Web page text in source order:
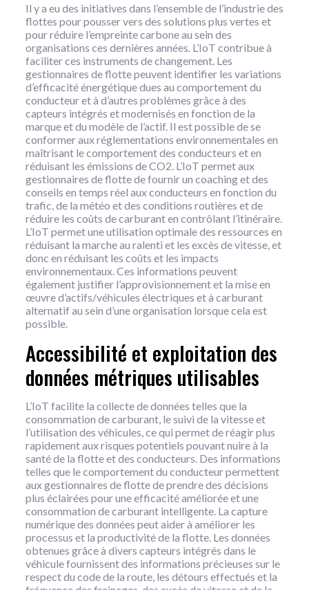
Il y a eu des initiatives dans l’ensemble de l’industrie des
flottes pour pousser vers des solutions plus vertes et
pour réduire l’empreinte carbone au sein des
organisations ces dernières années. L’IoT contribue à
faciliter ces instruments de changement. Les
gestionnaires de flotte peuvent identifier les variations
d’efficacité énergétique dues au comportement du
conducteur et à d’autres problèmes grâce à des
capteurs intégrés et modernisés en fonction de la
marque et du modèle de l’actif. Il est possible de se
conformer aux réglementations environnementales en
maîtrisant le comportement des conducteurs et en
réduisant les émissions de CO2. L’IoT permet aux
gestionnaires de flotte de fournir un coaching et des
conseils en temps réel aux conducteurs en fonction du
trafic, de la météo et des conditions routières et de
réduire les coûts de carburant en contrôlant l’itinéraire.
L’IoT permet une utilisation optimale des ressources en
réduisant la marche au ralenti et les excès de vitesse, et
donc en réduisant les coûts et les impacts
environnementaux. Ces informations peuvent
également justifier l’approvisionnement et la mise en
œuvre d’actifs/véhicules électriques et à carburant
alternatif au sein d’une organisation lorsque cela est
possible.
Accessibilité et exploitation des
données métriques utilisables
L’IoT facilite la collecte de données telles que la
consommation de carburant, le suivi de la vitesse et
l’utilisation des véhicules, ce qui permet de réagir plus
rapidement aux risques potentiels pouvant nuire à la
santé de la flotte et des conducteurs. Des informations
telles que le comportement du conducteur permettent
aux gestionnaires de flotte de prendre des décisions
plus éclairées pour une efficacité améliorée et une
consommation de carburant intelligente. La capture
numérique des données peut aider à améliorer les
processus et la productivité de la flotte. Les données
obtenues grâce à divers capteurs intégrés dans le
véhicule fournissent des informations précieuses sur le
respect du code de la route, les détours effectués et la